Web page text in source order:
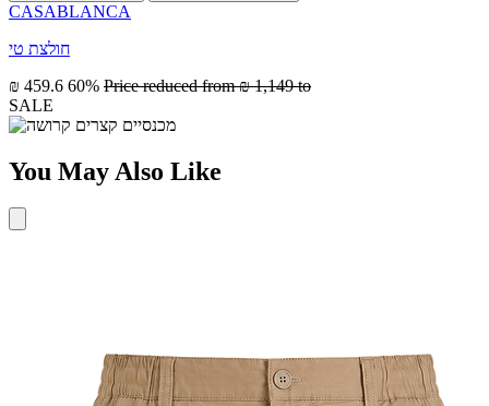
CASABLANCA
חולצת טי
₪ 459.6 60% Price reduced from₪ 1,149 to
SALE
You May Also Like